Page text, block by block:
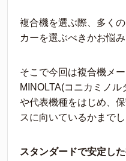
複合機を選ぶ際、多く
カーを選ぶべきかお悩
そこで今回は複合機メ
MINOLTA(コニカミノ
や代表機種をはじめ、
スに向いているかまで
スタンダードで安定し